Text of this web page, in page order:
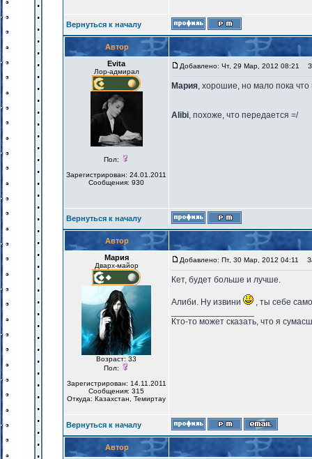
Вернуться к началу
Автор
Evita
Лор-адмирал
Пол:
Зарегистрирован: 24.01.2011
Сообщения: 930
Добавлено: Чт, 29 Мар, 2012 08:21
Мария, хорошие, но мало пока что
Alibi, похоже, что передается =/
Вернуться к началу
Автор
Мария
Дварх-майор
Возраст: 33
Пол:
Зарегистрирован: 14.11.2011
Сообщения: 315
Откуда: Казахстан, Темиртау
Добавлено: Пт, 30 Мар, 2012 04:11
Кет, будет больше и лучше.
Алиби. Ну извини
, ты себе
Кто-то может сказать, что я
Вернуться к началу
Автор